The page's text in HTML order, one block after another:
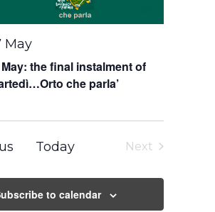
the final instalment of
che parla’
May
Events
Today
Next
to calendar